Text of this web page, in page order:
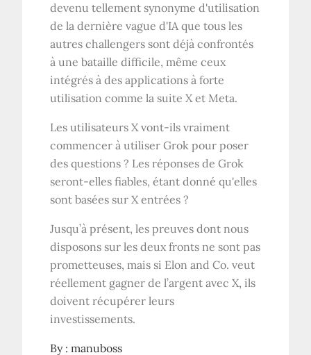
devenu tellement synonyme d'utilisation
de la dernière vague d'IA que tous les
autres challengers sont déjà confrontés
à une bataille difficile, même ceux
intégrés à des applications à forte
utilisation comme la suite X et Meta.
Les utilisateurs X vont-ils vraiment
commencer à utiliser Grok pour poser
des questions ? Les réponses de Grok
seront-elles fiables, étant donné qu'elles
sont basées sur X entrées ?
Jusqu’à présent, les preuves dont nous
disposons sur les deux fronts ne sont pas
prometteuses, mais si Elon and Co. veut
réellement gagner de l’argent avec X, ils
doivent récupérer leurs
investissements.
By :manuboss